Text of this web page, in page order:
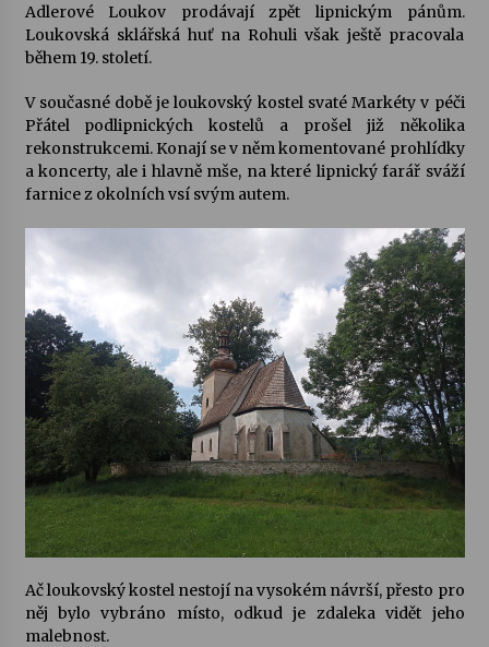
Adlerové Loukov prodávají zpět lipnickým pánům.
Loukovská sklářská huť na Rohuli však ještě pracovala
během 19. století.
V současné době je loukovský kostel svaté Markéty v péči
Přátel podlipnických kostelů a prošel již několika
rekonstrukcemi. Konají se v něm komentované prohlídky
a koncerty, ale i hlavně mše, na které lipnický farář sváží
farnice z okolních vsí svým autem.
Ač loukovský kostel nestojí na vysokém návrší, přesto pro
něj bylo vybráno místo, odkud je zdaleka vidět jeho
malebnost.